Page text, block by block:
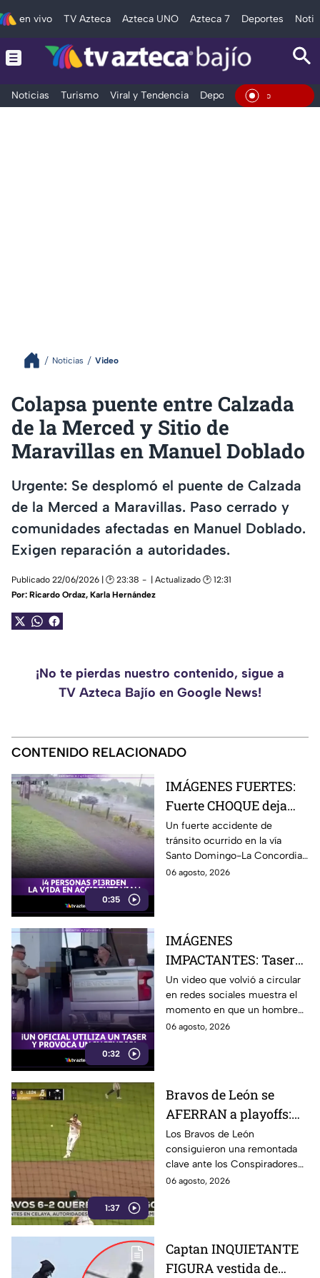
en vivo TV Azteca Azteca UNO Azteca 7 Deportes
Noticias Turismo Viral y Tendencia Deportes Espectáculos
En Vivo
Noticias Video
Colapsa puente entre Calzada
de la Merced y Sitio de
Maravillas en Manuel Doblado
Urgente: Se desplomó el puente de Calzada
de la Merced a Maravillas. Paso cerrado y
comunidades afectadas en Manuel Doblado.
Exigen reparación a autoridades.
Publicado 22/06/2026 | 🕑 23:38
| Actualizado 🕑 12:31
Por: Ricardo Ordaz, Karla Hernández
¡No te pierdas nuestro contenido, sigue a
TV Azteca Bajío en Google News!
CONTENIDO RELACIONADO
0:35
IMÁGENES FUERTES:
Fuerte CHOQUE deja
una FAMILIA
COMPLETA s1n v1da;
camioneta impactó
contra camión
Un fuerte accidente de
tránsito ocurrido en la vía
Santo Domingo-La Concordia,
Ecuador, dejó cuatro personas
06 agosto, 2026
0:32
IMÁGENES
IMPACTANTES: Taser
DESATA incendio en
gasolinera durante
altercado: Así ocurrió
Un video que volvió a circular
en redes sociales muestra el
momento en que un hombre
resultó con quemaduras
06 agosto, 2026
1:37
Bravos de León se
AFERRAN a playoffs:
remontan ante
Querétaro y llegan con
vida al último juego de
la temporada
Los Bravos de León
consiguieron una remontada
clave ante los Conspiradores
de Querétaro en La Fortaleza y
06 agosto, 2026
Captan INQUIETANTE
FIGURA vestida de